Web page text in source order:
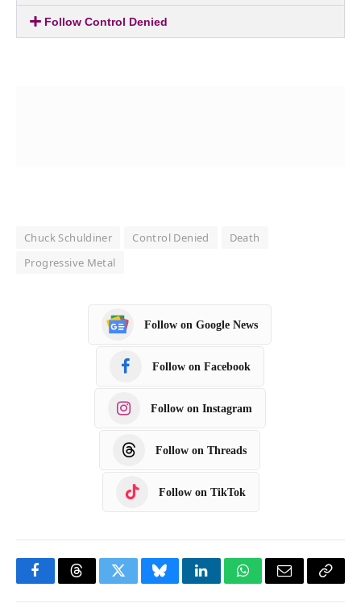
Follow Control Denied
Chuck Schuldiner Control Denied
Death
Progressive Metal
Follow on Google News
Follow on Facebook
Follow on Instagram
Follow on Threads
Follow on TikTok
F
T
T
B
L
W
E
C